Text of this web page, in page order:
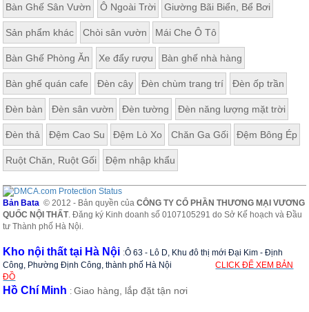
Bàn Ghế Sân Vườn Ô Ngoài Trời Giường Bãi Biển, Bể Bơi
Sản phẩm khác Chòi sân vườn Mái Che Ô Tô
Bàn Ghế Phòng Ăn Xe đẩy rượu Bàn ghế nhà hàng
Bàn ghế quán cafe Đèn cây Đèn chùm trang trí Đèn ốp trần
Đèn bàn Đèn sân vườn Đèn tường Đèn năng lượng mặt trời
Đèn thả Đệm Cao Su Đệm Lò Xo Chăn Ga Gối Đệm Bông Ép
Ruột Chăn, Ruột Gối Đệm nhập khẩu
Bản Bata © 2012 - Bản quyền củaCÔNG TY CỔ PHẦN THƯƠNG MẠI VƯƠNG
QUỐC NỘI THẤT. Đăng ký Kinh doanh số 0107105291 do Sở Kế hoạch và Đầu
tư Thành phố Hà Nội.
Kho nội thất tại Hà Nội :Ô 63 - Lô D, Khu đô thị mới Đại Kim - Định
Công, Phường Định Công, thành phố Hà Nội
CLICK ĐỂ XEM BẢN
ĐỒ
Hồ Chí Minh :Giao hàng, lắp đặt tận nơi